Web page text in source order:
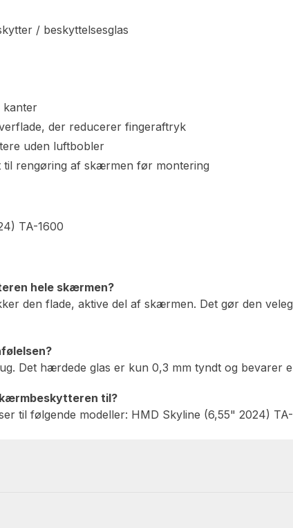
/ beskyttelsesglas
kanter
der reducerer fingeraftryk
uden luftbobler
til rengøring af skærmen før montering
TA-1600
hele skærmen?
den flade, aktive del af skærmen. Det gør den
Det hærdede glas er kun 0,3 mm tyndt og bevarer
til?
til følgende modeller: HMD Skyline (6,55" 2024)